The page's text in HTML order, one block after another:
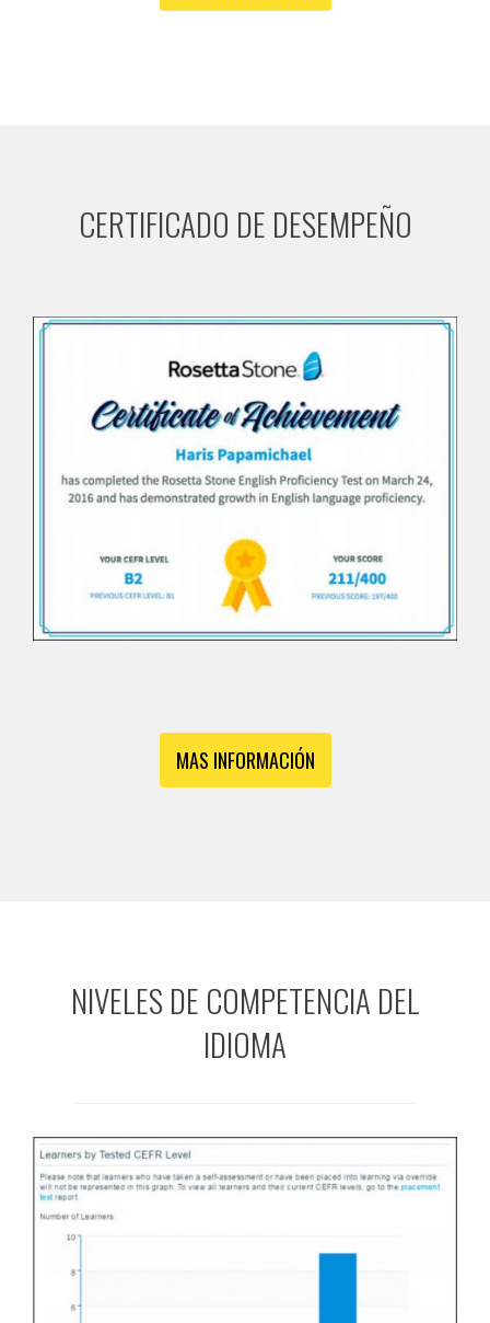
CERTIFICADO DE DESEMPEÑO
MAS INFORMACIÓN
NIVELES DE COMPETENCIA DEL
IDIOMA